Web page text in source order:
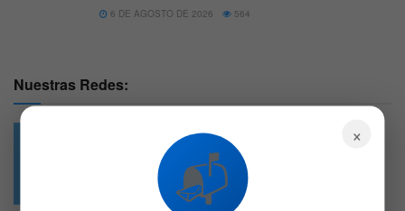
6 DE AGOSTO DE 2026 564
Nuestras Redes:
4.7k
Followers
×
📬